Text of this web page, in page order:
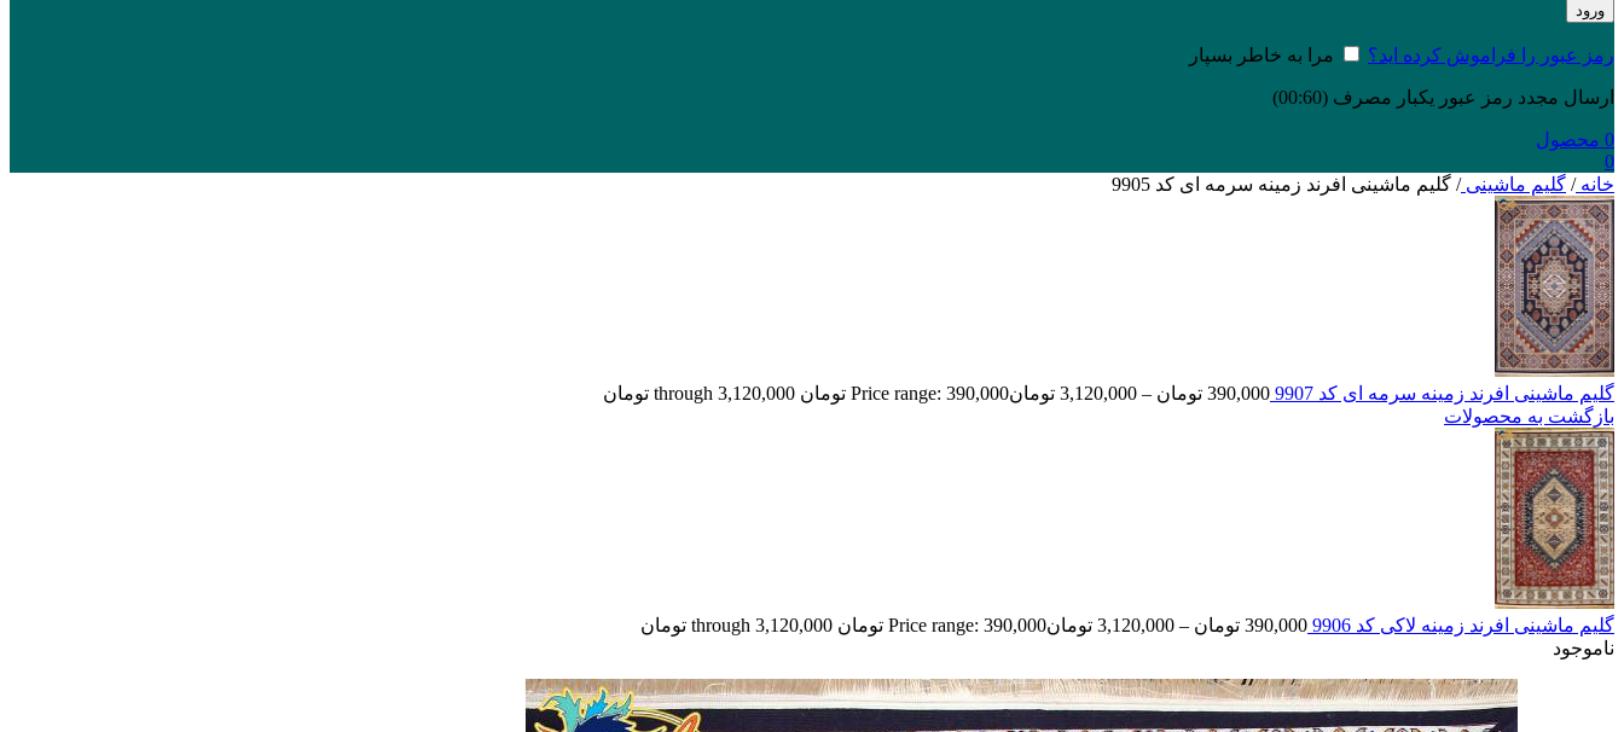
ورود
رمز عبور را فراموش کرده اید؟ مرا به خاطر بسپار
ارسال مجدد رمز عبور یکبار مصرف (00:
60
)
0 محصول
0
خانه/ گلیم ماشینی/ گلیم ماشینی افرند زمینه سرمه ای کد 9905
گلیم ماشینی افرند زمینه سرمه ای کد 9907 390,000 تومان –
3,120,000 تومانPrice range: 390,000 تومان through 3,120,000 تومان
بازگشت به محصولات
گلیم ماشینی افرند زمینه لاکی کد 9906 390,000 تومان –
3,120,000 تومانPrice range: 390,000 تومان through 3,120,000 تومان
ناموجود